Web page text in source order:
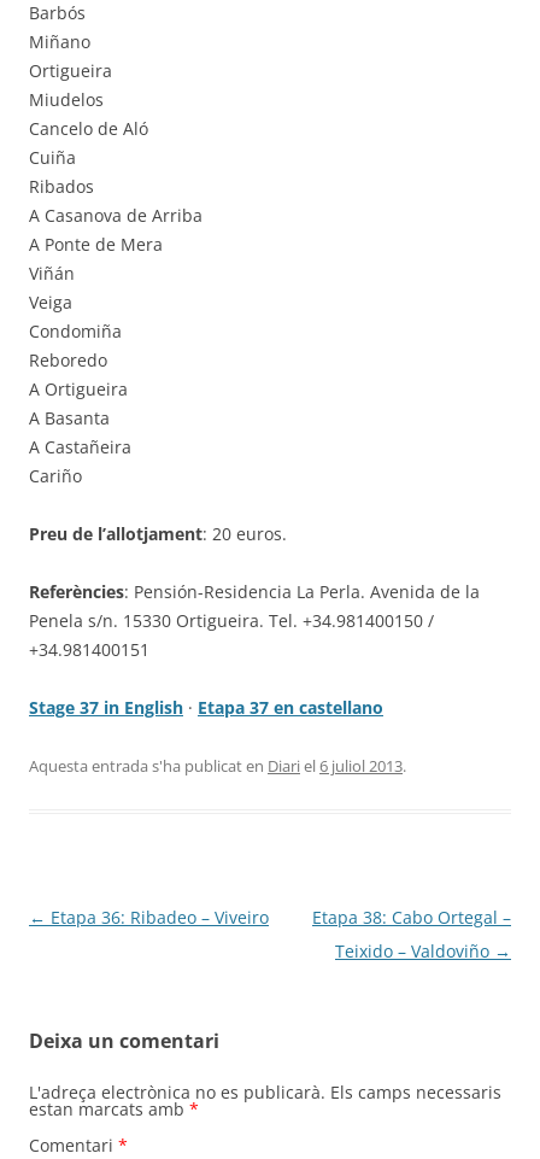
Barbós
Miñano
Ortigueira
Miudelos
Cancelo de Aló
Cuiña
Ribados
A Casanova de Arriba
A Ponte de Mera
Viñán
Veiga
Condomiña
Reboredo
A Ortigueira
A Basanta
A Castañeira
Cariño
Preu de l’allotjament: 20 euros.
Referències: Pensión-Residencia La Perla. Avenida de la
Penela s/n. 15330 Ortigueira. Tel. +34.981400150 /
+34.981400151
Stage 37 in English · Etapa 37 en castellano
Aquesta entrada s'ha publicat en Diariel6 juliol 2013.
Navegació
← Etapa 36: Ribadeo – Viveiro
Etapa 38: Cabo Ortegal –
Teixido – Valdoviño →
Deixa un comentari
L'adreça electrònica no es publicarà. Els camps necessaris
estan marcats amb *
Comentari *